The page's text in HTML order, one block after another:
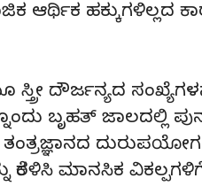
ಆರ್ಥಿಕ ಹಕ್ಕುಗಳಿಲ್ಲದ
ದೌರ್ಜನ್ಯದ
ಬೃಹತ್ ಜಾಲದಲ್ಲಿ
ಮಾನಸಿಕ ವಿಕಲ್ಪಗಳಿಗೆ